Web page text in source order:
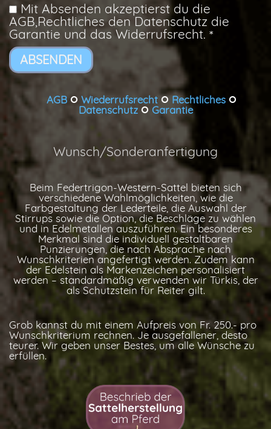
Mit Absenden akzeptierst du die
AGB,Rechtliches den Datenschutz die
Garantie und das Widerrufsrecht. *
ABSENDEN
AGB  Wiederrufsrecht  Rechtliches 
Datenschutz  Garantie
Wunsch/Sonderanfertigung
Beim Federtrigon-Western-Sattel bieten sich
verschiedene Wahlmöglichkeiten, wie die
Farbgestaltung der Lederteile, die Auswahl der
Stirrups sowie die Option, die Beschläge zu wählen
und in Edelmetallen auszuführen. Ein besonderes
Merkmal sind die individuell gestaltbaren
Punzierungen, die nach Absprache nach
Wunschkriterien angefertigt werden. Zudem kann
der Edelstein als Markenzeichen personalisiert
werden – standardmäßig verwenden wir Türkis, der
als Schutzstein für Reiter gilt.
Grob kannst du mit einem Aufpreis von Fr. 250.- pro
Wunschkriterium rechnen. Je ausgefallener, desto
teurer. Wir geben unser Bestes, um alle Wünsche zu
erfüllen.